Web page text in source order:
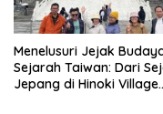
Menelusuri Jejak
Sejarah Taiwan: Dari
Jepang di Hinoki Village